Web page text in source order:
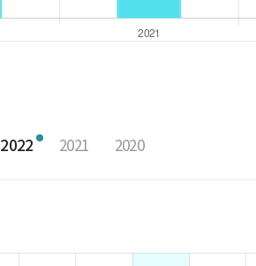
2022 2021 2020